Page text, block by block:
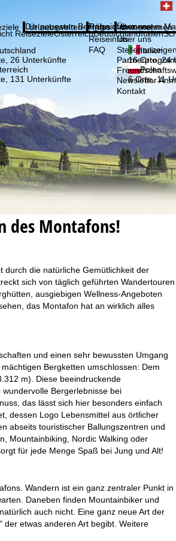
ReisezieleÖsterreichDeutschlandItalien
26 Unterkünfte
Italien
16 Orte, 24
131 Unterkünfte
Polen
6 Orte, 11
Urlaubswelten
Die neuesten Beiträge aus unserem
Infos
Reiseinfos
Reiseinfos
FAQ
Unternehmen
Über uns
Über uns
Newsletter
Kontakt
des Montafons!
durch die natürliche Gemütlichkeit der
sich von täglich geführten Wandertouren
ausgiebigen Wellness-Angeboten
das Montafon hat an wirklich alles
und einen sehr bewussten Umgang
Bergketten umschlossen: Dem
m). Diese beeindruckende
Bergerlebnisse bei
das lässt sich hier besonders einfach
dessen Logo Lebensmittel aus örtlicher
abseits touristischer Ballungszentren und
Mountainbiking, Nordic Walking oder
für jede Menge Spaß bei Jung und Alt!
Wandern ist ein ganz zentraler Punkt in
Daneben finden Mountainbiker und
auch nicht. Eine ganz neue Art der
etwas anderen Art begibt. Weitere